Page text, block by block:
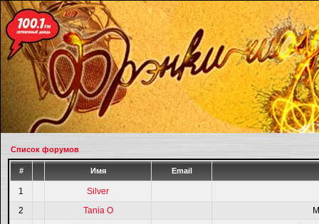
Список форумов
# Имя Email
1
Silver
2
Tania O